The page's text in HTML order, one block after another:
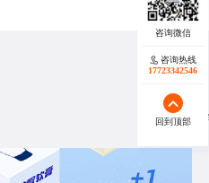
蓝橙科技
咨询热线
17723342546
回到顶部